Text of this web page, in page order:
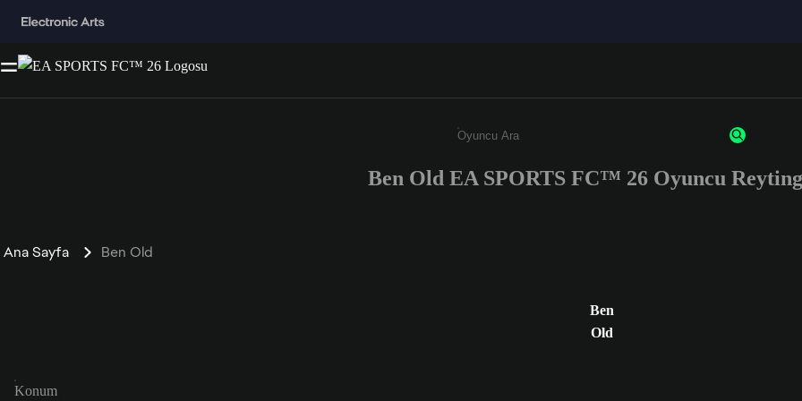
Enter a minimum of 3 characters or numbers
Ben Old EA SPORTS FC™ 26 Oyuncu
Ana Sayfa Ben Old
Ben
Old
Konum